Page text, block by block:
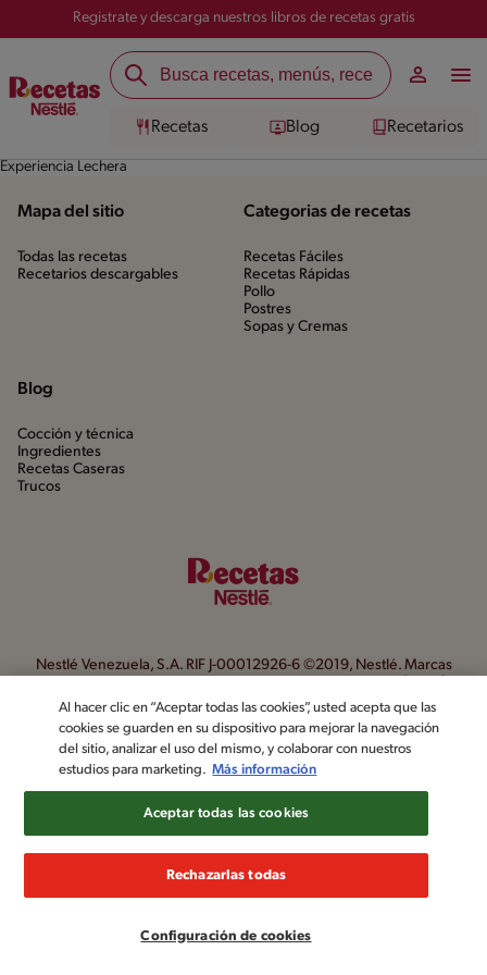
Registrate y descarga nuestros libros de recetas gratis
Recetas Blog Recetarios
Experiencia Lechera
Mapa del sitio
Todas las recetas
Recetarios descargables
Categorias de recetas
Recetas Fáciles
Recetas Rápidas
Pollo
Postres
Sopas y Cremas
Blog
Cocción y técnica
Ingredientes
Recetas Caseras
Trucos
Nestlé Venezuela, S.A. RIF J-00012926-6 ©2019, Nestlé. Marcas
Aviso de Privacidad
Términos y condiciones
Configuración de cookies
Al hacer clic en “Aceptar todas las cookies”, usted acepta que las
cookies se guarden en su dispositivo para mejorar la navegación
del sitio, analizar el uso del mismo, y colaborar con nuestros
estudios para marketing. Más información
Configuración de cookies
Rechazarlas todas
Aceptar todas las cookies